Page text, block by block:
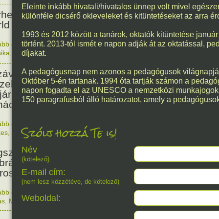
vált az első ismert
Wide Web oldal.
35
olvasom|Nincs hozzászólás, szólj hozzá!
Érdekes
nagyolaszi
ahol a magyarok
győzték le a törököket
előtt.
503
olvasom|Nincs hozzászólás, szólj hozzá!
Magyar,Történelem
Marschalkó János
aki a Lánchíd
készítette.
208
olvasom
Nincs hozzászólás, szólj hozzá!
Magyar,Született
Eleinte inkább hivatali/hivatalos ünnep volt mivel
különféle dicsérő okleveleket és kitüntetéseket az arra
1993 és 2012 között a tanárok, oktatók kitüntetése
történt. 2013-tól ismét e napon adják át az oktatással,
díjakat.
A pedagógusnap nem azonos a pedagógusok
Október 5-én tartanak. 1994 óta tartják számon a
napon fogadta el az UNESCO a nemzetközi
150 paragrafusból álló határozatot, amely a
Szólj hozzá Te is!
Név
(kötelező)
E-mail cím:
(nem lesz közzétéve, de kötelező)
Weboldal: